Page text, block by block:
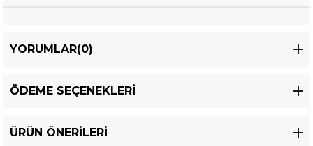
YORUMLAR(0)
ÖDEME SEÇENEKLERI
ÜRÜN ÖNERILERI